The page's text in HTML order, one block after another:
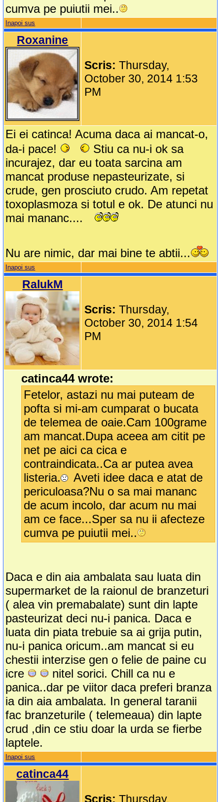
cumva pe puiutii mei..
Inapoi sus
Roxanine
Scris:Thursday,
October 30, 2014 1:53
PM
Ei ei catinca! Acuma daca ai mancat-o,
da-i pace!
Stiu ca nu-i ok sa
incurajez, dar eu toata sarcina am
mancat produse nepasteurizate, si
crude, gen prosciuto crudo. Am repetat
toxoplasmoza si totul e ok. De atunci nu
mai mananc....
Nu are nimic, dar mai bine te abtii...
Inapoi sus
RalukM
Scris:Thursday,
October 30, 2014 1:54
PM
catinca44 wrote:
Fetelor, astazi nu mai puteam de
pofta si mi-am cumparat o bucata
de telemea de oaie.Cam 100grame
am mancat.Dupa aceea am citit pe
net pe aici ca cica e
contraindicata..Ca ar putea avea
listeria.
Aveti idee daca e atat de
periculoasa?Nu o sa mai mananc
de acum incolo, dar acum nu mai
am ce face...Sper sa nu ii afecteze
cumva pe puiutii mei..
Daca e din aia ambalata sau luata din
supermarket de la raionul de branzeturi
( alea vin premabalate) sunt din lapte
pasteurizat deci nu-i panica. Daca e
luata din piata trebuie sa ai grija putin,
nu-i panica oricum..am mancat si eu
chestii interzise gen o felie de paine cu
icre
nitel sorici. Chill ca nu e
panica..dar pe viitor daca preferi branza
ia din aia ambalata. In general taranii
fac branzeturile ( telemeaua) din lapte
crud ,din ce stiu doar la urda se fierbe
laptele.
Inapoi sus
catinca44
Scris:Thursday,